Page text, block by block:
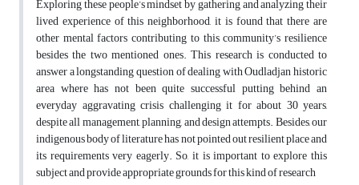
Exploring these people’s mindset by gathering and analyzing their
lived experience of this neighborhood, it is found that there are
other mental factors contributing to this community’s resilience
besides the two mentioned ones. This research is conducted to
answer a longstanding question of dealing with Oudladjan historic
area where has not been quite successful putting behind an
everyday aggravating crisis challenging it for about 30 years,
despite all management, planning, and design attempts. Besides, our
indigenous body of literature has not pointed out resilient place and
its requirements very eagerly. So, it is important to explore this
subject and provide appropriate grounds for this kind of research